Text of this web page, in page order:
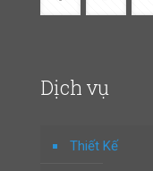
Dịch vụ
Thiết Kế